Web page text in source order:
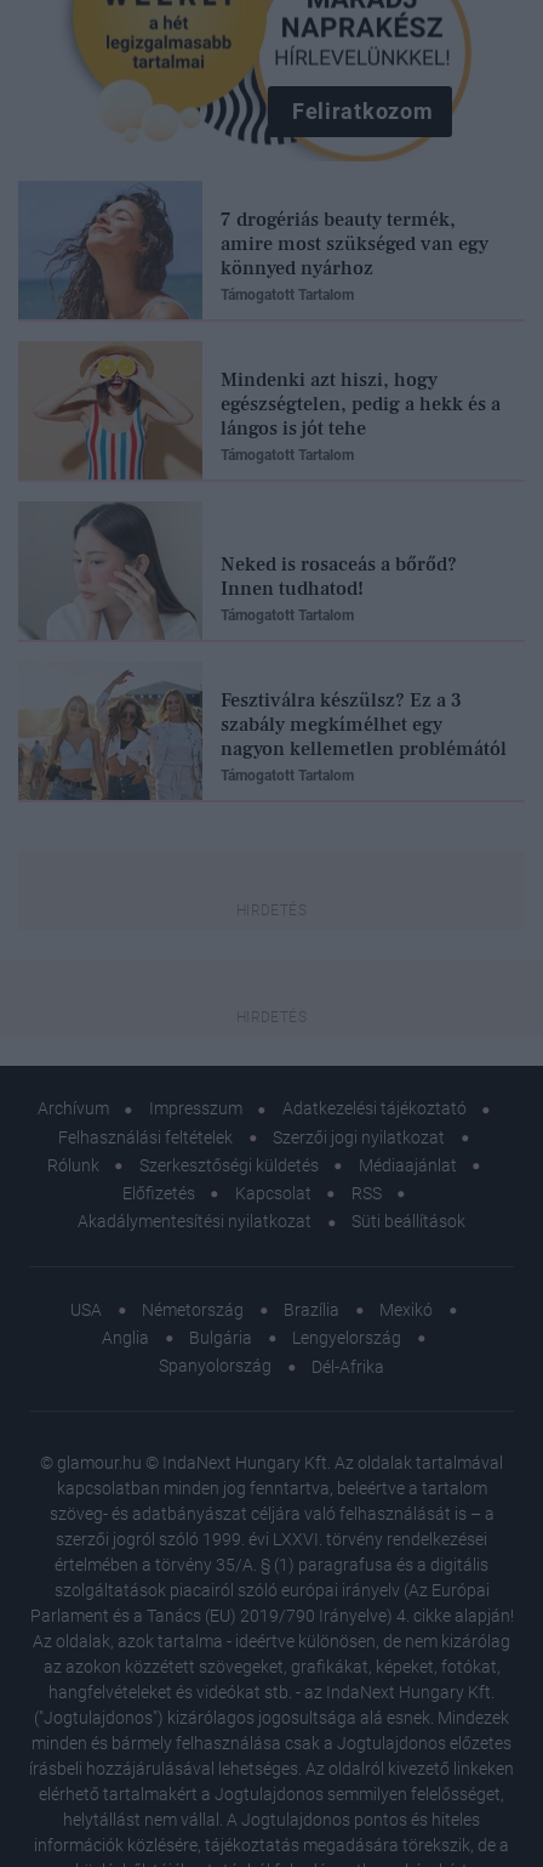
Nem
élet
Feliratkozom
7 drogériás beauty termék,
amire most szükséged van egy
könnyed nyárhoz
Támogatott Tartalom
Mindenki azt hiszi, hogy
egészségtelen, pedig a hekk és a
lángos is jót tehe
Támogatott Tartalom
Neked is rosaceás a bőrőd?
Innen tudhatod!
Támogatott Tartalom
Fesztiválra készülsz? Ez a 3
szabály megkímélhet egy
nagyon kellemetlen problémától
Támogatott Tartalom
Archívum Impresszum
Adatkezelési tájékoztató
Felhasználási feltételek
Szerzői jogi nyilatkozat
Rólunk
Szerkesztőségi küldetés
Médiaajánlat
Előfizetés
Kapcsolat
RSS
Akadálymentesítési nyilatkozat
Süti beállítások
USA Németország Brazília
Mexikó
Anglia
Bulgária
Lengyelország
Spanyolország
Dél-Afrika
© glamour.hu © IndaNext Hungary Kft. Az oldalak tartalmával
kapcsolatban minden jog fenntartva, beleértve a tartalom
szöveg- és adatbányászat céljára való felhasználását is – a
szerzői jogról szóló 1999. évi LXXVI. törvény rendelkezései
értelmében a törvény 35/A. § (1) paragrafusa és a digitális
szolgáltatások piacairól szóló európai irányelv (Az Európai
Parlament és a Tanács (EU) 2019/790 Irányelve) 4. cikke alapján!
Az oldalak, azok tartalma - ideértve különösen, de nem kizárólag
az azokon közzétett szövegeket, grafikákat, képeket, fotókat,
hangfelvételeket és videókat stb. - az IndaNext Hungary Kft.
("Jogtulajdonos") kizárólagos jogosultsága alá esnek. Mindezek
minden és bármely felhasználása csak a Jogtulajdonos előzetes
írásbeli hozzájárulásával lehetséges. Az oldalról kivezető linkeken
elérhető tartalmakért a Jogtulajdonos semmilyen felelősséget,
helytállást nem vállal. A Jogtulajdonos pontos és hiteles
információk közlésére, tájékoztatás megadására törekszik, de a